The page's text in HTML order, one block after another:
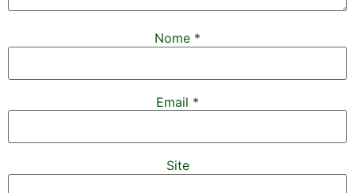
Nome *
Email *
Site